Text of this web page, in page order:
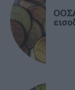
ΕΛΛΑΔΑ
Σέρρες: «Τα
Ραγίζει
θυμάτων του